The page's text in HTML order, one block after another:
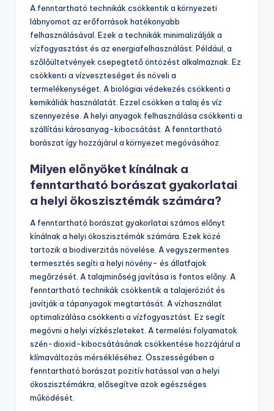
A fenntartható technikák csökkentik a környezeti
lábnyomot az erőforrások hatékonyabb
felhasználásával. Ezek a technikák minimalizálják a
vízfogyasztást és az energiafelhasználást. Például, a
szőlőültetvények csepegtető öntözést alkalmaznak. Ez
csökkenti a vízveszteséget és növeli a
termelékenységet. A biológiai védekezés csökkenti a
kemikáliák használatát. Ezzel csökken a talaj és víz
szennyezése. A helyi anyagok felhasználása csökkenti a
szállítási károsanyag-kibocsátást. A fenntartható
borászat így hozzájárul a környezet megóvásához.
Milyen előnyöket kínálnak a
fenntartható borászat gyakorlatai
a helyi ökoszisztémák számára?
A fenntartható borászat gyakorlatai számos előnyt
kínálnak a helyi ökoszisztémák számára. Ezek közé
tartozik a biodiverzitás növelése. A vegyszermentes
termesztés segíti a helyi növény- és állatfajok
megőrzését. A talajminőség javítása is fontos előny. A
fenntartható technikák csökkentik a talajeróziót és
javítják a tápanyagok megtartását. A vízhasználat
optimalizálása csökkenti a vízfogyasztást. Ez segít
megóvni a helyi vízkészleteket. A termelési folyamatok
szén-dioxid-kibocsátásának csökkentése hozzájárul a
klímaváltozás mérsékléséhez. Összességében a
fenntartható borászat pozitív hatással van a helyi
ökoszisztémákra, elősegítve azok egészséges
működését.